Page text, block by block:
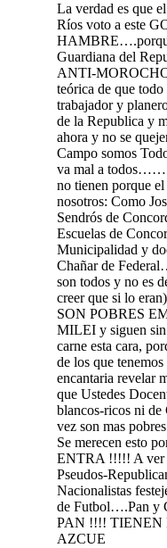
La verdad es que
Ríos voto a este
Guardiana del
ANTI-
teórica de que
trabajador y
de la Republica y
ahora y no se
Campo somos
va mal a
no tienen porque
nosotros: Como
Sendrós de
Escuelas de
Municipalidad y
Chañar de
son todos y no es
creer que si lo
SON POBRES
MILEI y siguen
carne esta cara,
de los que
encantaria revelar
que Ustedes
blancos-ricos ni
vez son mas
Se merecen esto
ENTRA !!!!! A ver
Pseudos-
Nacionalistas
de Futbol….Pan y
PAN !!!! TIENEN
AZCUE